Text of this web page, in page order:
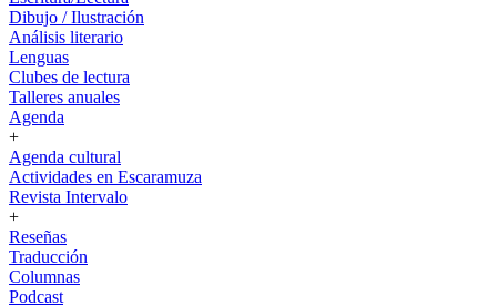
Dibujo / Ilustración
Análisis literario
Lenguas
Clubes de lectura
Talleres anuales
Agenda
+
Agenda cultural
Actividades en Escaramuza
Revista Intervalo
+
Reseñas
Traducción
Columnas
Podcast